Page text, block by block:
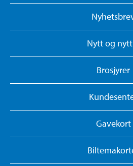
Nytt og
Brosjyrer
Gavekort